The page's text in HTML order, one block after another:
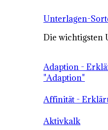
Unterlagen-
Die wichtigsten
Adaption -
"Adaption"
Affinität -
Aktivkalk